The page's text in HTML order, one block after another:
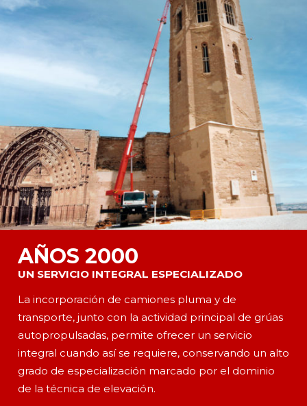
AÑOS 2000
UN SERVICIO INTEGRAL ESPECIALIZADO
La incorporación de camiones pluma y de
transporte, junto con la actividad principal de grúas
autopropulsadas, permite ofrecer un servicio
integral cuando así se requiere, conservando un alto
grado de especialización marcado por el dominio
de la técnica de elevación.